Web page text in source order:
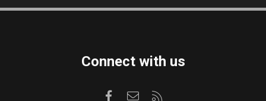
S
Connect with us
FacebookKontaktirajte nas